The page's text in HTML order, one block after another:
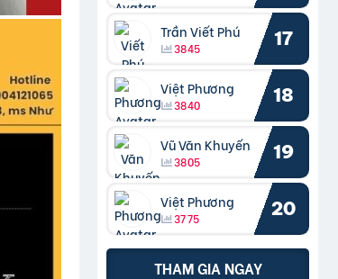
Trần Viết Phú
3845 17
Việt Phương
3840 18
Vũ Văn Khuyến
3805 19
Việt Phương
3775 20
THAM GIA NGAY